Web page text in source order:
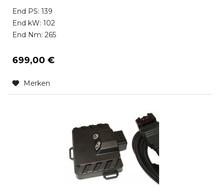
End PS: 139
End kW: 102
End Nm: 265
699,00 €
Merken